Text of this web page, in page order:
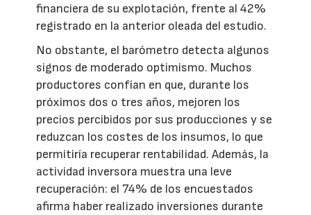
financiera de su explotación, frente al 42%
registrado en la anterior oleada del estudio.
No obstante, el barómetro detecta algunos
signos de moderado optimismo. Muchos
productores confían en que, durante los
próximos dos o tres años, mejoren los
precios percibidos por sus producciones y se
reduzcan los costes de los insumos, lo que
permitiría recuperar rentabilidad. Además, la
actividad inversora muestra una leve
recuperación: el 74% de los encuestados
afirma haber realizado inversiones durante